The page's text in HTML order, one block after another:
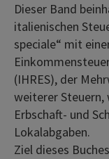
Dieser Band
italienischen
speciale“ mit
(IHRES), der
weiterer Steuern,
Erbschaft- und
Lokalabgaben.
Ziel dieses